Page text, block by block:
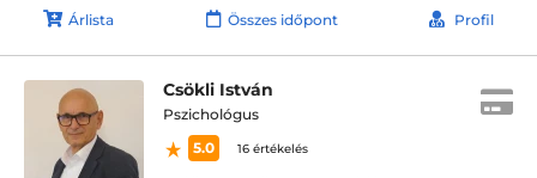
Árlista Összes időpont Profil
Csökli István
Pszichológus
5.0
16 értékelés